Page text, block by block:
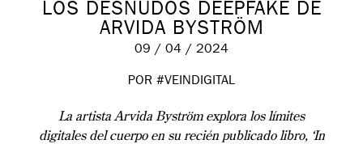
LOS DESNUDOS DEEPFAKE DE
ARVIDA BYSTRÖM
09 / 04 / 2024
POR #VEINDIGITAL
La artista Arvida Byström explora los límites
digitales del cuerpo en su recién publicado libro, ‘In